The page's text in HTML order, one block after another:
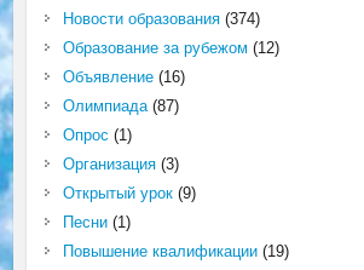
Новости образования(374)
Образование за рубежом (12)
Объявление(16)
Олимпиада(87)
Опрос (1)
Организация(3)
Открытый урок(9)
Песни(1)
Повышение квалификации(19)